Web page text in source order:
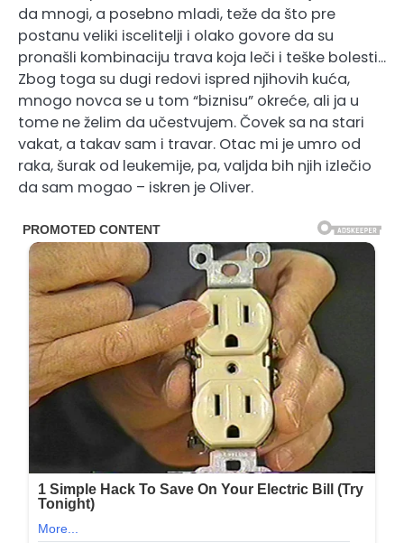
da mnogi, a posebno mladi, teže da što pre
postanu veliki iscelitelji i olako govore da su
pronašli kombinaciju trava koja leči i teške bolesti…
Zbog toga su dugi redovi ispred njihovih kuća,
mnogo novca se u tom “biznisu” okreće, ali ja u
tome ne želim da učestvujem. Čovek sa na stari
vakat, a takav sam i travar. Otac mi je umro od
raka, šurak od leukemije, pa, valjda bih njih izlečio
da sam mogao – iskren je Oliver.